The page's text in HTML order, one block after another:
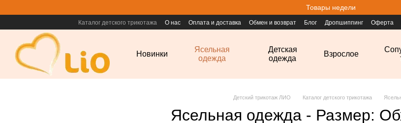
Товары недели
Каталог детского трикотажа О нас Оплата и доставка Обмен и возврат Блог Дропшиппинг Оферта
Новинки
Ясельная
одежда
Детская
одежда
Взрослое
Детский трикотаж ЛИО Каталог детского трикотажа
Ясельная одежда - Размер: